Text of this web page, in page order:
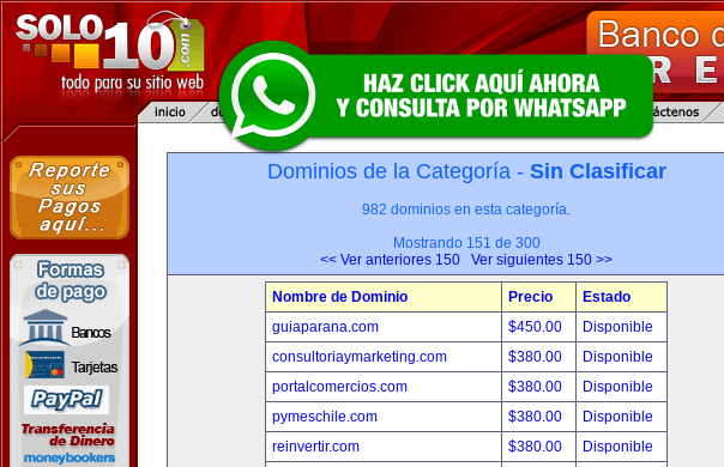
Dominios de la Categoría - Sin Clasificar
982 dominios en esta categoría.
Mostrando 151 de 300
<< Ver anteriores 150
Ver siguientes 150 >>
Nombre de Dominio Precio
Estado
guiaparana.com
$450.00
Disponible
consultoriaymarketing.com
$380.00
Disponible
portalcomercios.com
$380.00
Disponible
pymeschile.com
$380.00
Disponible
reinvertir.com
$380.00
Disponible